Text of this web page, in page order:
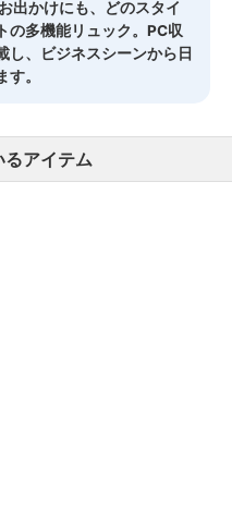
出かけにも、どのスタイ
の多機能リュック。PC収
し、ビジネスシーンから日
。
アイテム